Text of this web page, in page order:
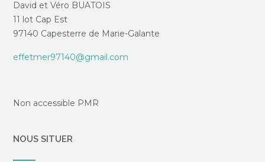
David et Véro BUATOIS
11 lot Cap Est
97140 Capesterre de Marie-Galante
effetmer97140@gmail.com
Non accessible PMR
NOUS SITUER